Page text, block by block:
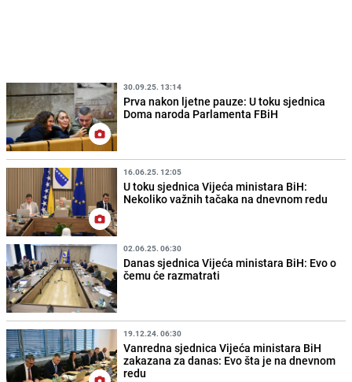
30.09.25. 13:14
Prva nakon ljetne pauze: U toku sjednica
Doma naroda Parlamenta FBiH
16.06.25. 12:05
U toku sjednica Vijeća ministara BiH:
Nekoliko važnih tačaka na dnevnom redu
02.06.25. 06:30
Danas sjednica Vijeća ministara BiH: Evo o
čemu će razmatrati
19.12.24. 06:30
Vanredna sjednica Vijeća ministara BiH
zakazana za danas: Evo šta je na dnevnom
redu